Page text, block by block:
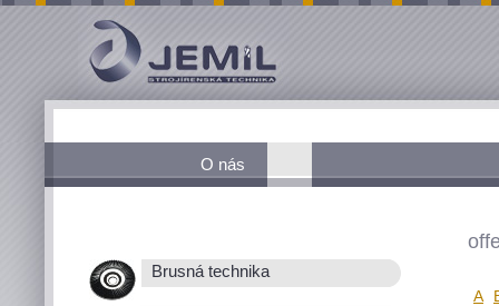
O nás
Brusná technika
A